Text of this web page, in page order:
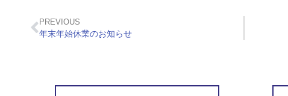
PREVIOUS
年末年始休業のお知らせ